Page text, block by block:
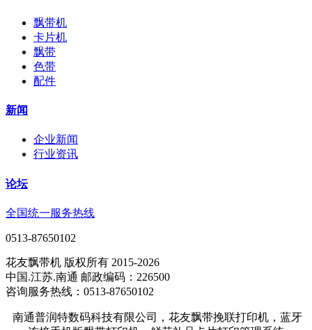
飘带机
卡片机
飘带
色带
配件
新闻
企业新闻
行业资讯
论坛
全国统一服务热线
0513-87650102
花友飘带机 版权所有 2015-2026
中国.江苏.南通 邮政编码：226500
咨询服务热线：0513-87650102
南通普润特数码科技有限公司，花友飘带挽联打印机，蓝牙